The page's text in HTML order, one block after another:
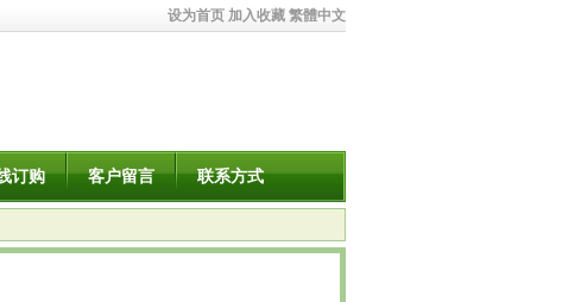
设为首页 加入收藏 繁體中文
订购 客户留言 联系方式